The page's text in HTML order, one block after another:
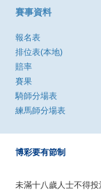
賽事資料
報名表
排位表(本地)
賠率
賽果
騎師分場表
練馬師分場表
博彩要有節制
未滿十八歲人士不得投